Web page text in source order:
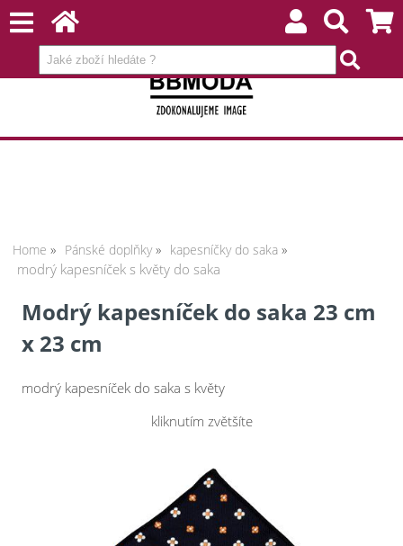
Home Pánské doplňky kapesníčky do saka
modrý kapesníček s květy do saka
Modrý kapesníček do saka 23 cm
x 23 cm
modrý kapesníček do saka s květy
kliknutím zvětšíte